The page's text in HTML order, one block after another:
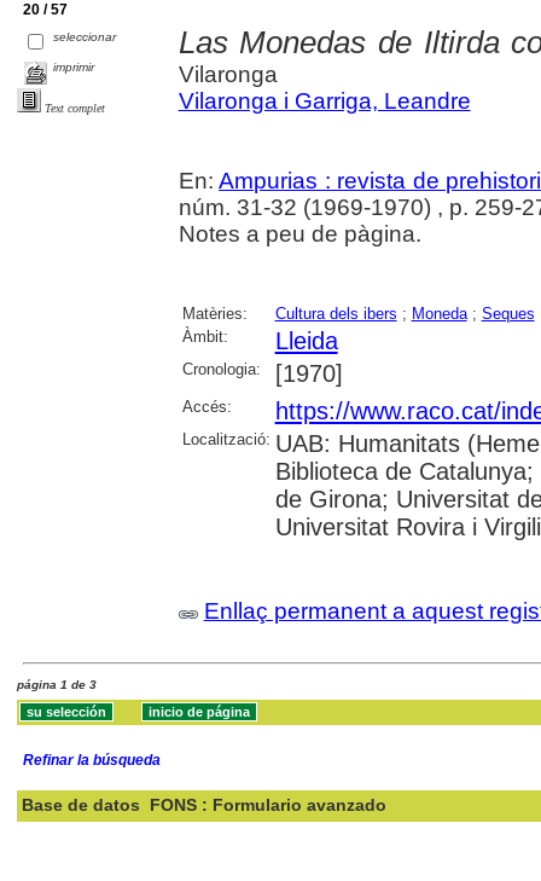
20 / 57
seleccionar
imprimir
Text complet
Las Monedas de Iltirda
Vilaronga
Vilaronga i Garriga, Leandre
En:Ampurias : revista de
núm. 31-32 (1969-1970) , p. 259-
Notes a peu de pàgina.
Matèries: Cultura dels ibers ; Moneda; Seques
Àmbit:
Lleida
Cronologia: [1970]
Accés: https://www.raco.cat/
Localització: UAB: Humanitats
Biblioteca de
de Girona; Universitat
Universitat Rovira i
Enllaç permanent a aquest
página 1 de 3
Refinar la búsqueda
Base de datos FONS : Formulario avanzado